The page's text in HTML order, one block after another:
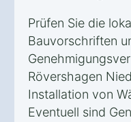
Prüfen Sie die
Bauvorschriften
Rövershagen
Installation von
Eventuell sind